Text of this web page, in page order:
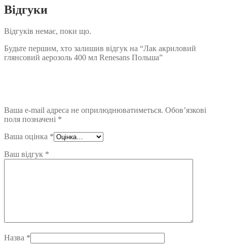
Відгуки
Відгуків немає, поки що.
Будьте першим, хто залишив відгук на “Лак акриловий
глянсовий аерозоль 400 мл Renesans Польша”
Ваша e-mail адреса не оприлюднюватиметься. Обов’язкові
поля позначені *
Ваша оцінка *
Ваш відгук *
Назва *